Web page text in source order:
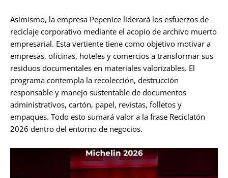
Asimismo, la empresa Pepenice liderará los esfuerzos de
reciclaje corporativo mediante el acopio de archivo muerto
empresarial. Esta vertiente tiene como objetivo motivar a
empresas, oficinas, hoteles y comercios a transformar sus
residuos documentales en materiales valorizables. El
programa contempla la recolección, destrucción
responsable y manejo sustentable de documentos
administrativos, cartón, papel, revistas, folletos y
empaques. Todo esto sumará valor a la frase Reciclatón
2026 dentro del entorno de negocios.